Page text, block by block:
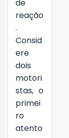
de
reação
.
Consid
ere
dois
motori
stas, o
primei
ro
atento